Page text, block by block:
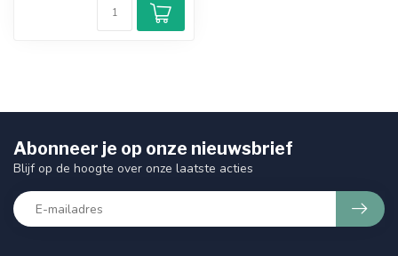
Abonneer je op onze nieuwsbrief
Blijf op de hoogte over onze laatste acties